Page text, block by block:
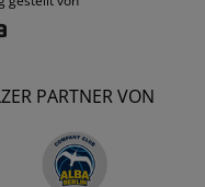
PARTNER VON